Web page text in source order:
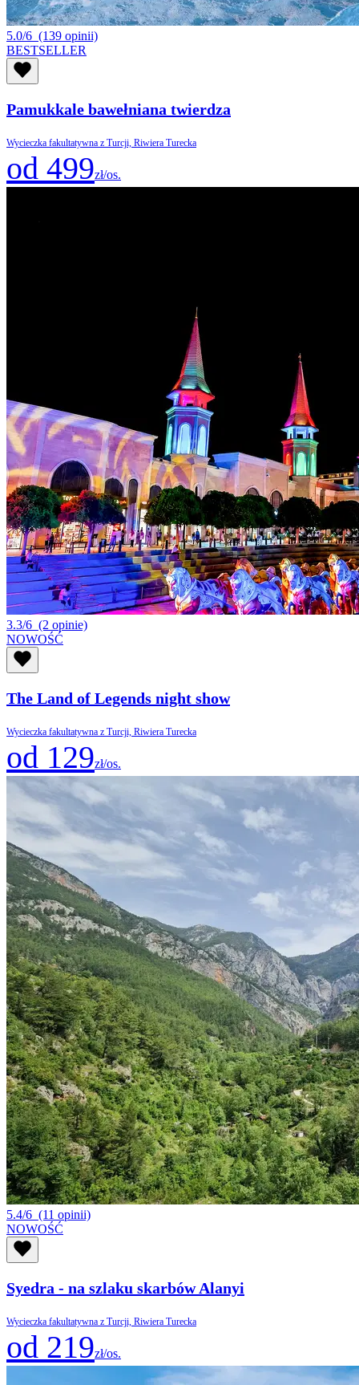
5.0/6 (139 opinii)
BESTSELLER
Pamukkale bawełniana twierdza
Wycieczka fakultatywna z Turcji, Riwiera Turecka
od 499zł/os.
3.3/6 (2 opinie)
NOWOŚĆ
The Land of Legends night show
Wycieczka fakultatywna z Turcji, Riwiera Turecka
od 129zł/os.
5.4/6 (11 opinii)
NOWOŚĆ
Syedra - na szlaku skarbów Alanyi
Wycieczka fakultatywna z Turcji, Riwiera Turecka
od 219zł/os.